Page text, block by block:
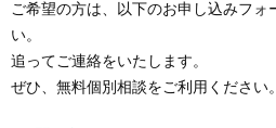
ご希望の方は、以下のお申し込みフォ
い。
追ってご連絡をいたします。
ぜひ、無料個別相談をご利用ください。